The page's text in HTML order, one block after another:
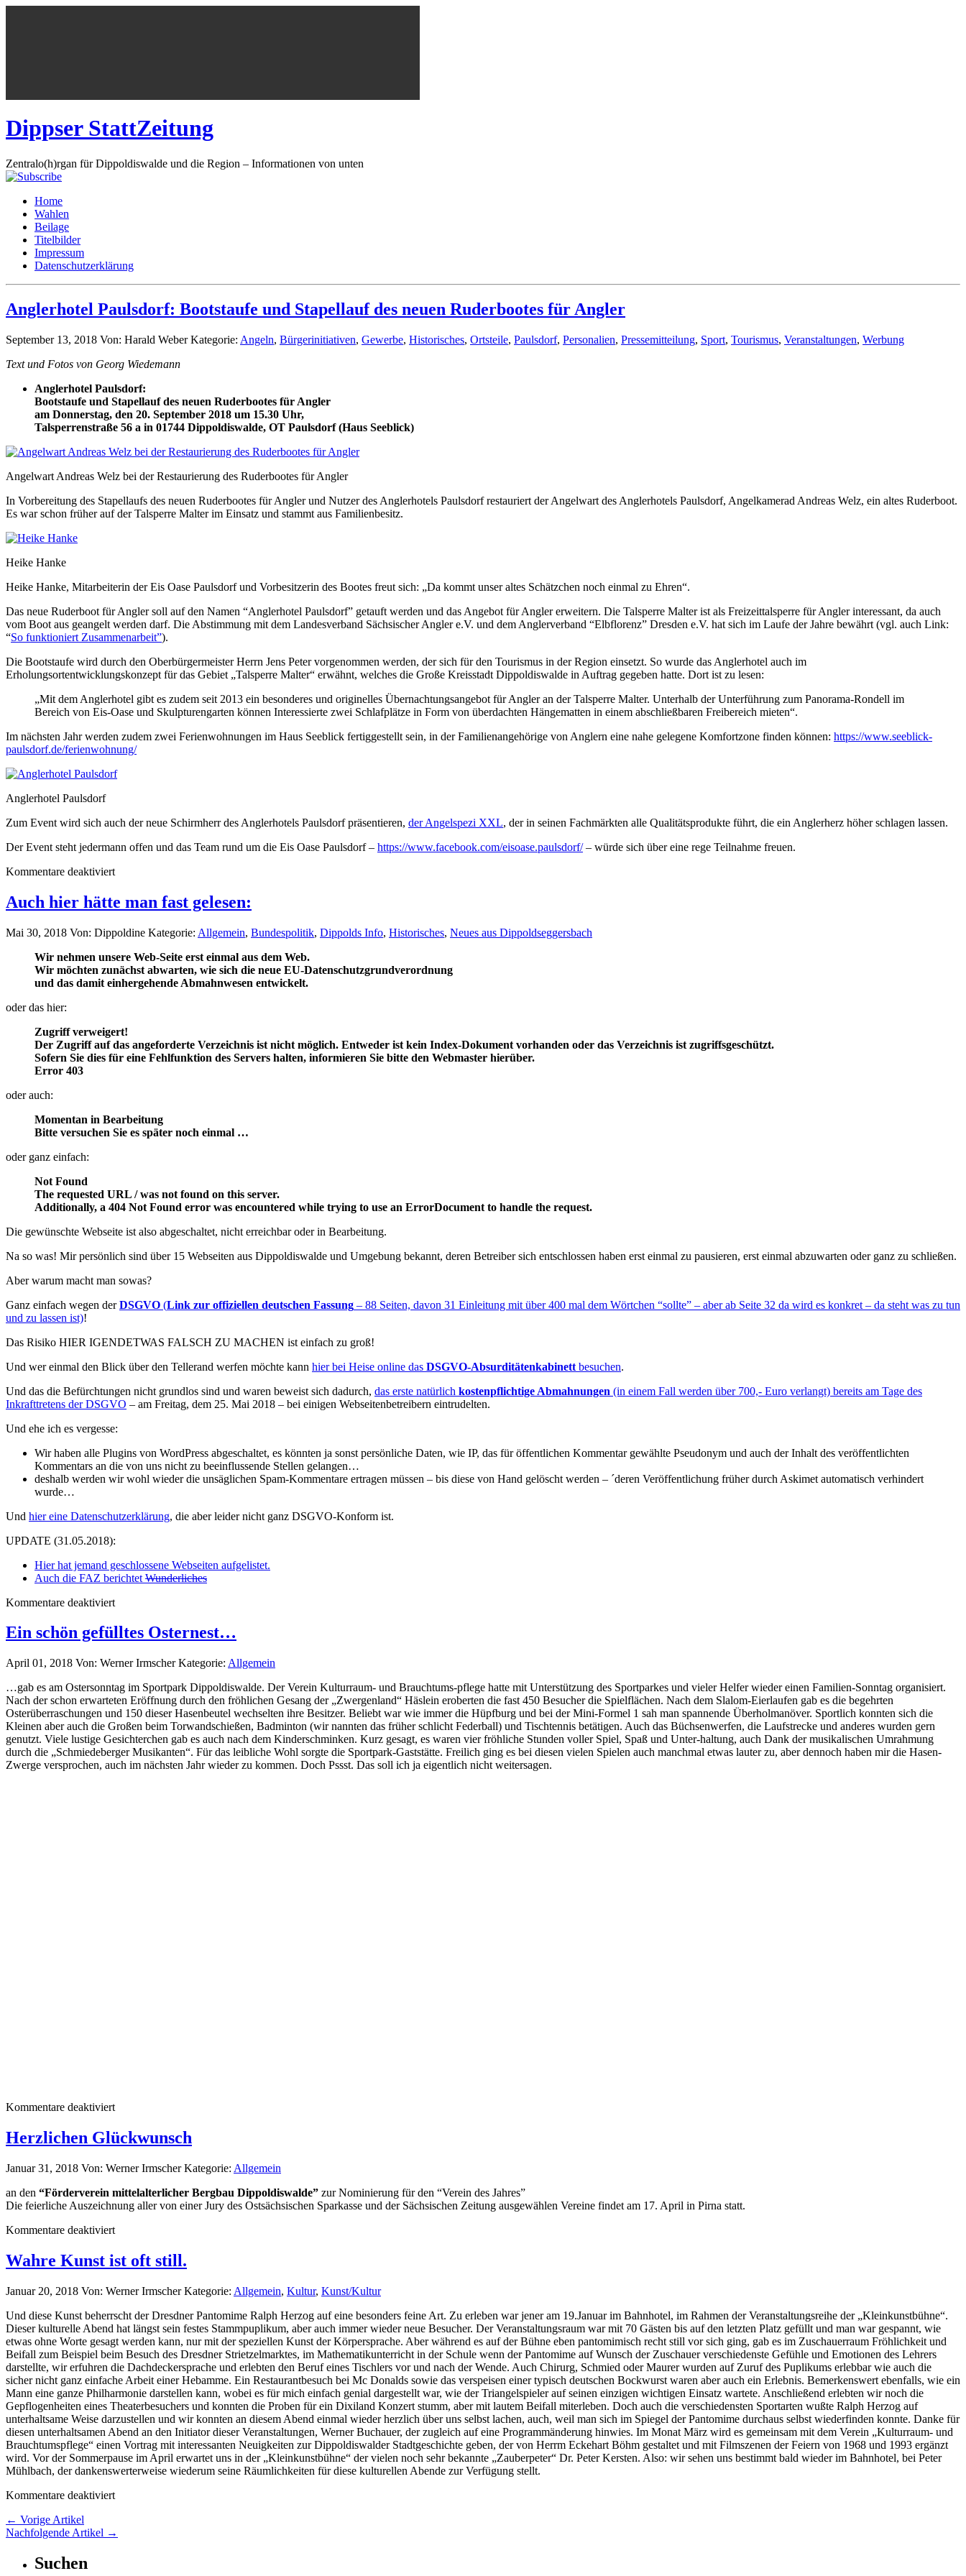
Dippser StattZeitung
Zentralo(h)rgan für Dippoldiswalde und die Region – Informationen von unten
Home
Wahlen
Beilage
Titelbilder
Impressum
Datenschutzerklärung
Anglerhotel Paulsdorf: Bootstaufe und Stapellauf des neuen Ruderbootes für Angler
September 13, 2018 Von: Harald WeberKategorie: Angeln, Bürgerinitiativen, Gewerbe, Historisches, Ortsteile, Paulsdorf, Personalien, Pressemitteilung, Sport, Tourismus, Veranstaltungen, Werbung
Text und Fotos von Georg Wiedemann
Anglerhotel Paulsdorf:
Bootstaufe und Stapellauf des neuen Ruderbootes für Angler
am Donnerstag, den 20. September 2018 um 15.30 Uhr,
Talsperrenstraße 56 a in 01744 Dippoldiswalde, OT Paulsdorf (Haus Seeblick)
Angelwart Andreas Welz bei der Restaurierung des Ruderbootes für Angler
In Vorbereitung des Stapellaufs des neuen Ruderbootes für Angler und Nutzer des Anglerhotels Paulsdorf restauriert der Angelwart des Anglerhotels Paulsdorf, Angelkamerad Andreas Welz, ein altes Ruderboot.
Es war schon früher auf der Talsperre Malter im Einsatz und stammt aus Familienbesitz.
Heike Hanke
Heike Hanke, Mitarbeiterin der Eis Oase Paulsdorf und Vorbesitzerin des Bootes freut sich: „Da kommt unser altes Schätzchen noch einmal zu Ehren“.
Das neue Ruderboot für Angler soll auf den Namen “Anglerhotel Paulsdorf” getauft werden und das Angebot für Angler erweitern. Die Talsperre Malter ist als Freizeittalsperre für Angler interessant, da auch
vom Boot aus geangelt werden darf. Die Abstimmung mit dem Landesverband Sächsischer Angler e.V. und dem Anglerverband “Elbflorenz” Dresden e.V. hat sich im Laufe der Jahre bewährt (vgl. auch Link:
“So funktioniert Zusammenarbeit”).
Die Bootstaufe wird durch den Oberbürgermeister Herrn Jens Peter vorgenommen werden, der sich für den Tourismus in der Region einsetzt. So wurde das Anglerhotel auch im
Erholungsortentwicklungskonzept für das Gebiet „Talsperre Malter“ erwähnt, welches die Große Kreisstadt Dippoldiswalde in Auftrag gegeben hatte. Dort ist zu lesen:
„Mit dem Anglerhotel gibt es zudem seit 2013 ein besonderes und originelles Übernachtungsangebot für Angler an der Talsperre Malter. Unterhalb der Unterführung zum Panorama-Rondell im
Bereich von Eis-Oase und Skulpturengarten können Interessierte zwei Schlafplätze in Form von überdachten Hängematten in einem abschließbaren Freibereich mieten“.
Im nächsten Jahr werden zudem zwei Ferienwohnungen im Haus Seeblick fertiggestellt sein, in der Familienangehörige von Anglern eine nahe gelegene Komfortzone finden können: https://www.seeblick-
paulsdorf.de/ferienwohnung/
Anglerhotel Paulsdorf
Zum Event wird sich auch der neue Schirmherr des Anglerhotels Paulsdorf präsentieren, der Angelspezi XXL, der in seinen Fachmärkten alle Qualitätsprodukte führt, die ein Anglerherz höher schlagen lassen.
Der Event steht jedermann offen und das Team rund um die Eis Oase Paulsdorf – https://www.facebook.com/eisoase.paulsdorf/– würde sich über eine rege Teilnahme freuen.
Kommentare deaktiviert
Auch hier hätte man fast gelesen:
Mai 30, 2018 Von: Dippoldine Kategorie: Allgemein, Bundespolitik, Dippolds Info, Historisches, Neues aus Dippoldseggersbach
Wir nehmen unsere Web-Seite erst einmal aus dem Web.
Wir möchten zunächst abwarten, wie sich die neue EU-Datenschutzgrundverordnung
und das damit einhergehende Abmahnwesen entwickelt.
oder das hier:
Zugriff verweigert!
Der Zugriff auf das angeforderte Verzeichnis ist nicht möglich. Entweder ist kein Index-Dokument vorhanden oder das Verzeichnis ist zugriffsgeschützt.
Sofern Sie dies für eine Fehlfunktion des Servers halten, informieren Sie bitte den Webmaster hierüber.
Error 403
oder auch:
Momentan in Bearbeitung
Bitte versuchen Sie es später noch einmal …
oder ganz einfach:
Not Found
The requested URL / was not found on this server.
Additionally, a 404 Not Found error was encountered while trying to use an ErrorDocument to handle the request.
Die gewünschte Webseite ist also abgeschaltet, nicht erreichbar oder in Bearbeitung.
Na so was! Mir persönlich sind über 15 Webseiten aus Dippoldiswalde und Umgebung bekannt, deren Betreiber sich entschlossen haben erst einmal zu pausieren, erst einmal abzuwarten oder ganz zu schließen.
Aber warum macht man sowas?
Ganz einfach wegen derDSGVO (Link zur offiziellen deutschen Fassung – 88 Seiten, davon 31 Einleitung mit über 400 mal dem Wörtchen “sollte” – aber ab Seite 32 da wird es konkret – da steht was zu tun
und zu lassen ist)!
Das Risiko HIER IGENDETWAS FALSCH ZU MACHEN ist einfach zu groß!
Und wer einmal den Blick über den Tellerand werfen möchte kann hier bei Heise online das DSGVO-Absurditätenkabinett besuchen.
Und das die Befürchtungen nicht grundlos sind und waren beweist sich dadurch, das erste natürlich kostenpflichtige Abmahnungen (in einem Fall werden über 700,- Euro verlangt) bereits am Tage des
Inkrafttretens der DSGVO – am Freitag, dem 25. Mai 2018 – bei einigen Webseitenbetreibern eintrudelten.
Und ehe ich es vergesse:
Wir haben alle Plugins von WordPress abgeschaltet, es könnten ja sonst persönliche Daten, wie IP, das für öffentlichen Kommentar gewählte Pseudonym und auch der Inhalt des veröffentlichten
Kommentars an die von uns nicht zu beeinflussende Stellen gelangen…
deshalb werden wir wohl wieder die unsäglichen Spam-Kommentare ertragen müssen – bis diese von Hand gelöscht werden – ´deren Veröffentlichung früher durch Askimet automatisch verhindert
wurde…
Und hier eine Datenschutzerklärung, die aber leider nicht ganz DSGVO-Konform ist.
UPDATE (31.05.2018):
Hier hat jemand geschlossene Webseiten aufgelistet.
Auch die FAZ berichtet Wunderliches
Kommentare deaktiviert
Ein schön gefülltes Osternest…
April 01, 2018 Von: Werner IrmscherKategorie: Allgemein
…gab es am Ostersonntag im Sportpark Dippoldiswalde. Der Verein Kulturraum- und Brauchtums-pflege hatte mit Unterstützung des Sportparkes und vieler Helfer wieder einen Familien-Sonntag organisiert.
Nach der schon erwarteten Eröffnung durch den fröhlichen Gesang der „Zwergenland“ Häslein eroberten die fast 450 Besucher die Spielflächen. Nach dem Slalom-Eierlaufen gab es die begehrten
Osterüberraschungen und 150 dieser Hasenbeutel wechselten ihre Besitzer. Beliebt war wie immer die Hüpfburg und bei der Mini-Formel 1 sah man spannende Überholmanöver. Sportlich konnten sich die
Kleinen aber auch die Großen beim Torwandschießen, Badminton (wir nannten das früher schlicht Federball) und Tischtennis betätigen. Auch das Büchsenwerfen, die Laufstrecke und anderes wurden gern
genutzt. Viele lustige Gesichterchen gab es auch nach dem Kinderschminken. Kurz gesagt, es waren vier fröhliche Stunden voller Spiel, Spaß und Unter-haltung, auch Dank der musikalischen Umrahmung
durch die „Schmiedeberger Musikanten“. Für das leibliche Wohl sorgte die Sportpark-Gaststätte. Freilich ging es bei diesen vielen Spielen auch manchmal etwas lauter zu, aber dennoch haben mir die Hasen-
Zwerge versprochen, auch im nächsten Jahr wieder zu kommen. Doch Pssst. Das soll ich ja eigentlich nicht weitersagen.
Kommentare deaktiviert
Herzlichen Glückwunsch
Januar 31, 2018 Von: Werner IrmscherKategorie: Allgemein
an den “Förderverein mittelalterlicher Bergbau Dippoldiswalde” zur Nominierung für den “Verein des Jahres”
Die feierliche Auszeichnung aller von einer Jury des Ostsächsischen Sparkasse und der Sächsischen Zeitung ausgewählen Vereine findet am 17. April in Pirna statt.
Kommentare deaktiviert
Wahre Kunst ist oft still.
Januar 20, 2018 Von: Werner IrmscherKategorie: Allgemein, Kultur, Kunst/Kultur
Und diese Kunst beherrscht der Dresdner Pantomime Ralph Herzog auf eine besonders feine Art. Zu erleben war jener am 19.Januar im Bahnhotel, im Rahmen der Veranstaltungsreihe der „Kleinkunstbühne“.
Dieser kulturelle Abend hat längst sein festes Stammpuplikum, aber auch immer wieder neue Besucher. Der Veranstaltungsraum war mit 70 Gästen bis auf den letzten Platz gefüllt und man war gespannt, wie
etwas ohne Worte gesagt werden kann, nur mit der speziellen Kunst der Körpersprache. Aber während es auf der Bühne eben pantomimisch recht still vor sich ging, gab es im Zuschauerraum Fröhlichkeit und
Beifall zum Beispiel beim Besuch des Dresdner Strietzelmarktes, im Mathematikunterricht in der Schule wenn der Pantomime auf Wunsch der Zuschauer verschiedenste Gefühle und Emotionen des Lehrers
darstellte, wir erfuhren die Dachdeckersprache und erlebten den Beruf eines Tischlers vor und nach der Wende. Auch Chirurg, Schmied oder Maurer wurden auf Zuruf des Puplikums erlebbar wie auch die
sicher nicht ganz einfache Arbeit einer Hebamme. Ein Restaurantbesuch bei Mc Donalds sowie das verspeisen einer typisch deutschen Bockwurst waren aber auch ein Erlebnis. Bemerkenswert ebenfalls, wie ein
Mann eine ganze Philharmonie darstellen kann, wobei es für mich einfach genial dargestellt war, wie der Triangelspieler auf seinen einzigen wichtigen Einsatz wartete. Anschließend erlebten wir noch die
Gepflogenheiten eines Theaterbesuchers und konnten die Proben für ein Dixiland Konzert stumm, aber mit lautem Beifall miterleben. Doch auch die verschiedensten Sportarten wußte Ralph Herzog auf
unterhaltsame Weise darzustellen und wir konnten an diesem Abend einmal wieder herzlich über uns selbst lachen, auch, weil man sich im Spiegel der Pantomime durchaus selbst wiederfinden konnte. Danke für
diesen unterhaltsamen Abend an den Initiator dieser Veranstaltungen, Werner Buchauer, der zugleich auf eine Programmänderung hinwies. Im Monat März wird es gemeinsam mit dem Verein „Kulturraum- und
Brauchtumspflege“ einen Vortrag mit interessanten Neuigkeiten zur Dippoldiswalder Stadtgeschichte geben, der von Herrm Eckehart Böhm gestaltet und mit Filmszenen der Feiern von 1968 und 1993 ergänzt
wird. Vor der Sommerpause im April erwartet uns in der „Kleinkunstbühne“ der vielen noch sehr bekannte „Zauberpeter“ Dr. Peter Kersten. Also: wir sehen uns bestimmt bald wieder im Bahnhotel, bei Peter
Mühlbach, der dankenswerterweise wiederum seine Räumlichkeiten für diese kulturellen Abende zur Verfügung stellt.
Kommentare deaktiviert
← Vorige Artikel
Nachfolgende Artikel →
Suchen